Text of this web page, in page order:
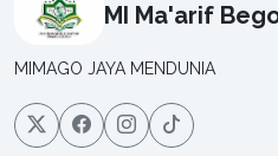
MI Ma'arif
MIMAGO JAYA MENDUNIA